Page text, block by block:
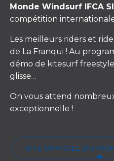
Monde Windsurf IFCA
compétition
Les meilleurs riders et
de La Franqui ! Au
démo de kitesurf
glisse…
On vous attend
exceptionnelle !
SITE OFFICIEL DU